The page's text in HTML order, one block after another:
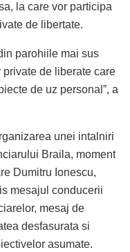
la care vor participa
de libertate.
parohiile mai sus
de liberate care
de uz personal”, a
unei intalniri
Braila, moment
Dumitru Ionescu,
mesajul conducerii
mesaj de
desfasurata si
asumate.